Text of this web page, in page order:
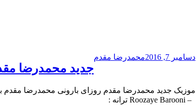
دسامبر 7, 2016 محمدرضا مقدم
جدید محمدرضا
موزیک جدید محمدرضا مقدم روزای بارونی محمدرضا مقدم
– Roozaye Barooni ترانه :